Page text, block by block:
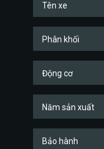
Tên xe
Phân khối
Động cơ
Năm sản xuất
Bảo hành